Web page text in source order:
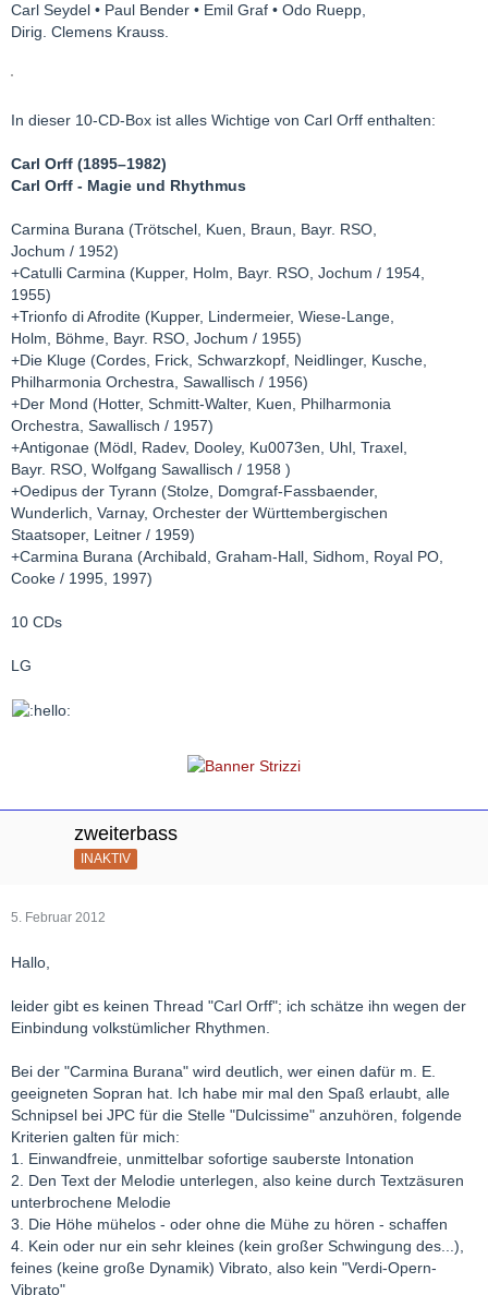
Carl Seydel • Paul Bender • Emil Graf • Odo Ruepp,
Dirig. Clemens Krauss.
In dieser 10-CD-Box ist alles Wichtige von Carl Orff enthalten:
Carl Orff (1895–1982)
Carl Orff - Magie und Rhythmus
Carmina Burana (Trötschel, Kuen, Braun, Bayr. RSO,
Jochum / 1952)
+Catulli Carmina (Kupper, Holm, Bayr. RSO, Jochum / 1954,
1955)
+Trionfo di Afrodite (Kupper, Lindermeier, Wiese-Lange,
Holm, Böhme, Bayr. RSO, Jochum / 1955)
+Die Kluge (Cordes, Frick, Schwarzkopf, Neidlinger, Kusche,
Philharmonia Orchestra, Sawallisch / 1956)
+Der Mond (Hotter, Schmitt-Walter, Kuen, Philharmonia
Orchestra, Sawallisch / 1957)
+Antigonae (Mödl, Radev, Dooley, Ku0073en, Uhl, Traxel,
Bayr. RSO, Wolfgang Sawallisch / 1958 )
+Oedipus der Tyrann (Stolze, Domgraf-Fassbaender,
Wunderlich, Varnay, Orchester der Württembergischen
Staatsoper, Leitner / 1959)
+Carmina Burana (Archibald, Graham-Hall, Sidhom, Royal PO,
Cooke / 1995, 1997)
10 CDs
LG
zweiterbass
INAKTIV
5. Februar 2012
Hallo,
leider gibt es keinen Thread "Carl Orff"; ich schätze ihn wegen der
Einbindung volkstümlicher Rhythmen.
Bei der "Carmina Burana" wird deutlich, wer einen dafür m. E.
geeigneten Sopran hat. Ich habe mir mal den Spaß erlaubt, alle
Schnipsel bei JPC für die Stelle "Dulcissime" anzuhören, folgende
Kriterien galten für mich:
1. Einwandfreie, unmittelbar sofortige sauberste Intonation
2. Den Text der Melodie unterlegen, also keine durch Textzäsuren
unterbrochene Melodie
3. Die Höhe mühelos - oder ohne die Mühe zu hören - schaffen
4. Kein oder nur ein sehr kleines (kein großer Schwingung des...),
feines (keine große Dynamik) Vibrato, also kein "Verdi-Opern-
Vibrato"